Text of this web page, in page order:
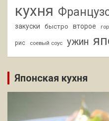
кухня
закуски
быстро второе
рис соевый соус ужин
Японская кухня